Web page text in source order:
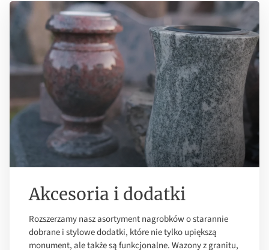
Akcesoria i dodatki
Rozszerzamy nasz asortyment nagrobków o starannie
dobrane i stylowe dodatki, które nie tylko upiększą
monument, ale także są funkcjonalne. Wazony z granitu,